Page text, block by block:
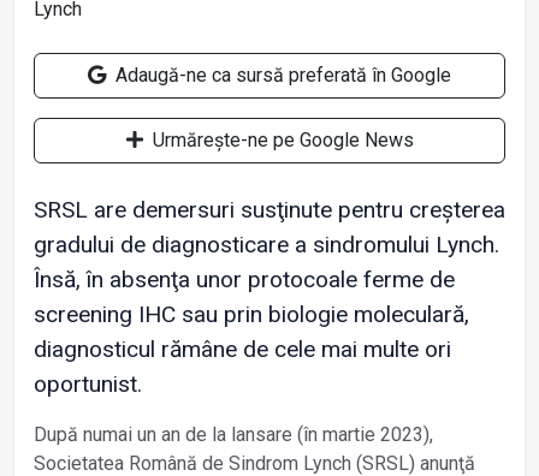
Adaugă-ne ca sursă preferată în Google
Urmărește-ne pe Google News
SRSL are demersuri susţinute pentru creșterea
gradului de diagnosticare a sindromului Lynch.
Însă, în absenţa unor protocoale ferme de
screening IHC sau prin biologie moleculară,
diagnosticul rămâne de cele mai multe ori
oportunist.
După numai un an de la lansare (în martie 2023),
Societatea Română de Sindrom Lynch (SRSL) anunţă